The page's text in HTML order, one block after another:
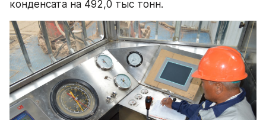
конденсата на 492,0 тыс тонн.